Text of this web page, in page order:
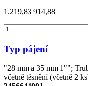
1.219,83 914,88
Typ pájení
"28 mm a 35 mm 1"";
včetně těsnění (včetně 2